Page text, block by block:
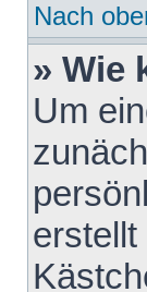
Nach
» Wie
Um